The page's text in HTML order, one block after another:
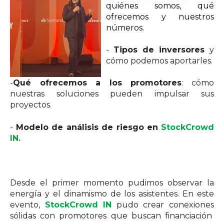
quiénes somos, qué
ofrecemos y nuestros
números.
- Tipos de inversores y
cómo podemos aportarles.
-Qué ofrecemos a los promotores: cómo
nuestras soluciones pueden impulsar sus
proyectos.
- Modelo de análisis de riesgo en StockCrowd
IN.
Desde el primer momento pudimos observar la
energía y el dinamismo de los asistentes. En este
evento, StockCrowd IN pudo crear conexiones
sólidas con promotores que buscan financiación